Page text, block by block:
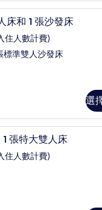
頂樓客房, 1 張
床和 1 張沙發床
住人數計費)
標準雙人沙發床
選
客房內保險箱
張特大雙人床
住人數計費)